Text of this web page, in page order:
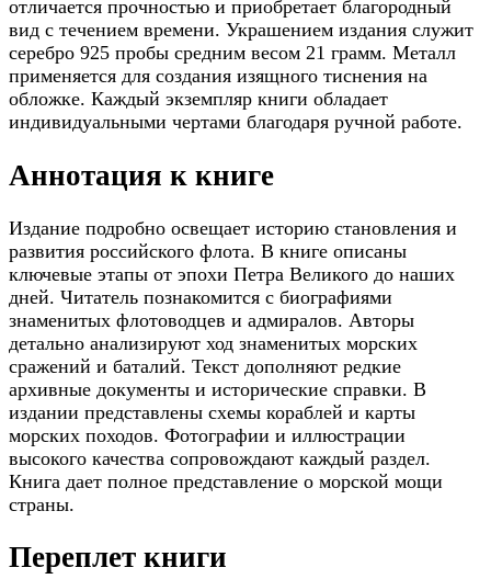
отличается прочностью и приобретает благородный
вид с течением времени. Украшением издания служит
серебро 925 пробы средним весом 21 грамм. Металл
применяется для создания изящного тиснения на
обложке. Каждый экземпляр книги обладает
индивидуальными чертами благодаря ручной работе.
Аннотация к книге
Издание подробно освещает историю становления и
развития российского флота. В книге описаны
ключевые этапы от эпохи Петра Великого до наших
дней. Читатель познакомится с биографиями
знаменитых флотоводцев и адмиралов. Авторы
детально анализируют ход знаменитых морских
сражений и баталий. Текст дополняют редкие
архивные документы и исторические справки. В
издании представлены схемы кораблей и карты
морских походов. Фотографии и иллюстрации
высокого качества сопровождают каждый раздел.
Книга дает полное представление о морской мощи
страны.
Переплет книги